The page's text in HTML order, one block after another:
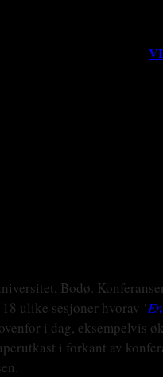
Bodø.
ulike sesjoner hvorav ‘
i dag, eksempelvis
i forkant av